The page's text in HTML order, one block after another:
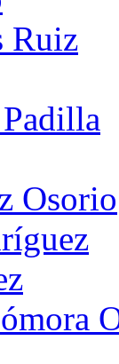
Ruiz
Osorio